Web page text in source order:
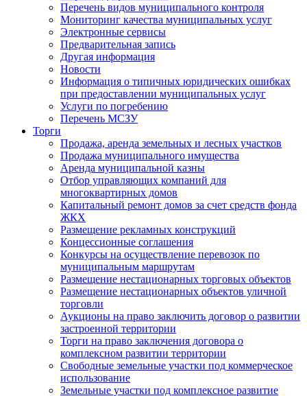
Перечень видов муниципального контроля
Мониторинг качества муниципальных услуг
Электронные сервисы
Предварительная запись
Другая информация
Новости
Информация о типичных юридических ошибках
при предоставлении муниципальных услуг
Услуги по погребению
Перечень МСЗУ
Торги
Продажа, аренда земельных и лесных участков
Продажа муниципального имущества
Аренда муниципальной казны
Отбор управляющих компаний для
многоквартирных домов
Капитальный ремонт домов за счет средств фонда
ЖКХ
Размещение рекламных конструкций
Концессионные соглашения
Конкурсы на осуществление перевозок по
муниципальным маршрутам
Размещение нестационарных торговых объектов
Размещение нестационарных объектов уличной
торговли
Аукционы на право заключить договор о развитии
застроенной территории
Торги на право заключения договора о
комплексном развитии территории
Свободные земельные участки под коммерческое
использование
Земельные участки под комплексное развитие